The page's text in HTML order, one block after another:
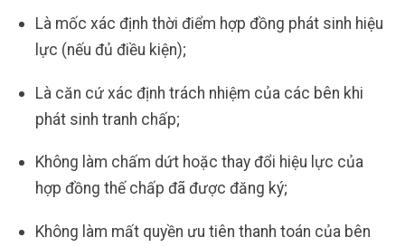
Là mốc xác định thời điểm hợp đồng phát sinh hiệu
lực (nếu đủ điều kiện);
Là căn cứ xác định trách nhiệm của các bên khi
phát sinh tranh chấp;
Không làm chấm dứt hoặc thay đổi hiệu lực của
hợp đồng thế chấp đã được đăng ký;
Không làm mất quyền ưu tiên thanh toán của bên